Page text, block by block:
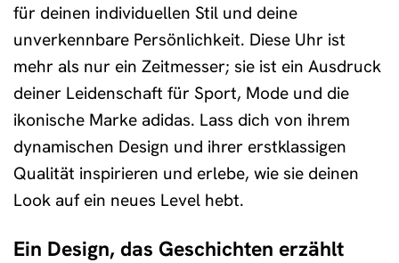
für deinen individuellen Stil und deine
unverkennbare Persönlichkeit. Diese Uhr ist
mehr als nur ein Zeitmesser; sie ist ein Ausdruck
deiner Leidenschaft für Sport, Mode und die
ikonische Marke adidas. Lass dich von ihrem
dynamischen Design und ihrer erstklassigen
Qualität inspirieren und erlebe, wie sie deinen
Look auf ein neues Level hebt.
Ein Design, das Geschichten erzählt